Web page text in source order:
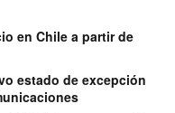
en Chile a partir de
estado de excepción